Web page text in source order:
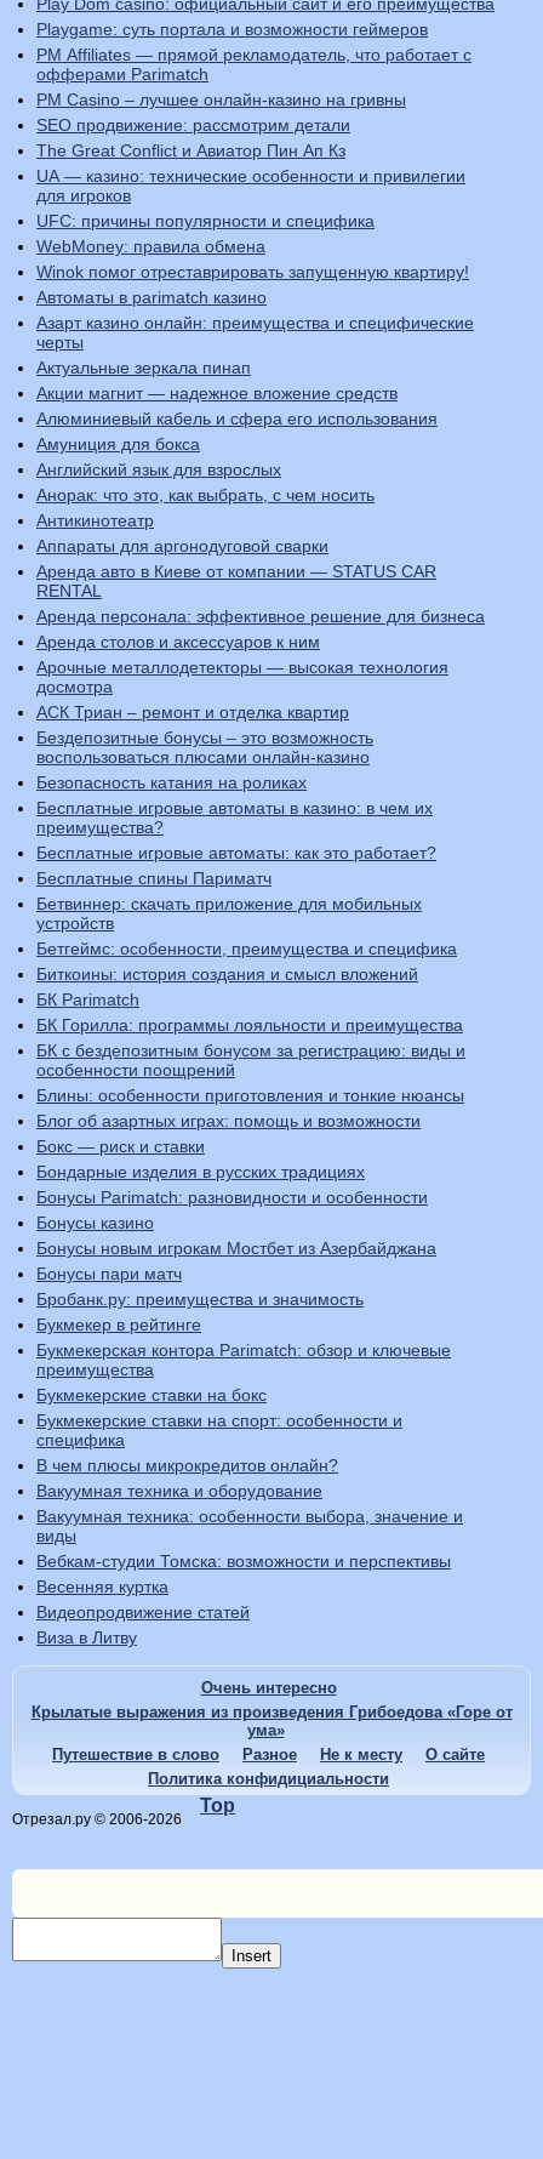
Play Dom casino: официальный сайт и его преимущества
Playgame: суть портала и возможности геймеров
PM Affiliates — прямой рекламодатель, что работает с
офферами Parimatch
PM Casino – лучшее онлайн-казино на гривны
SEO продвижение: рассмотрим детали
The Great Conflict и Авиатор Пин Ап Кз
UA — казино: технические особенности и привилегии
для игроков
UFC: причины популярности и специфика
WebMoney: правила обмена
Winok помог отреставрировать запущенную квартиру!
Автоматы в parimatch казино
Азарт казино онлайн: преимущества и специфические
черты
Актуальные зеркала пинап
Акции магнит — надежное вложение средств
Алюминиевый кабель и сфера его использования
Амуниция для бокса
Английский язык для взрослых
Анорак: что это, как выбрать, с чем носить
Антикинотеатр
Аппараты для аргонодуговой сварки
Аренда авто в Киеве от компании — STATUS CAR
RENTAL
Аренда персонала: эффективное решение для бизнеса
Аренда столов и аксессуаров к ним
Арочные металлодетекторы — высокая технология
досмотра
АСК Триан – ремонт и отделка квартир
Бездепозитные бонусы – это возможность
воспользоваться плюсами онлайн-казино
Безопасность катания на роликах
Бесплатные игровые автоматы в казино: в чем их
преимущества?
Бесплатные игровые автоматы: как это работает?
Бесплатные спины Париматч
Бетвиннер: скачать приложение для мобильных
устройств
Бетгеймс: особенности, преимущества и специфика
Биткоины: история создания и смысл вложений
БК Parimatch
БК Горилла: программы лояльности и преимущества
БК с бездепозитным бонусом за регистрацию: виды и
особенности поощрений
Блины: особенности приготовления и тонкие нюансы
Блог об азартных играх: помощь и возможности
Бокс — риск и ставки
Бондарные изделия в русских традициях
Бонусы Parimatch: разновидности и особенности
Бонусы казино
Бонусы новым игрокам Мостбет из Азербайджана
Бонусы пари матч
Бробанк.ру: преимущества и значимость
Букмекер в рейтинге
Букмекерская контора Parimatch: обзор и ключевые
преимущества
Букмекерские ставки на бокс
Букмекерские ставки на спорт: особенности и
специфика
В чем плюсы микрокредитов онлайн?
Вакуумная техника и оборудование
Вакуумная техника: особенности выбора, значение и
виды
Вебкам-студии Томска: возможности и перспективы
Весенняя куртка
Видеопродвижение статей
Виза в Литву
Очень интересно
Крылатые выражения из произведения Грибоедова «Горе от
ума»
Путешествие в слово
Разное Не к месту
О сайте
Политика конфидициальности
Отрезал.ру © 2006-2026
Top
Insert